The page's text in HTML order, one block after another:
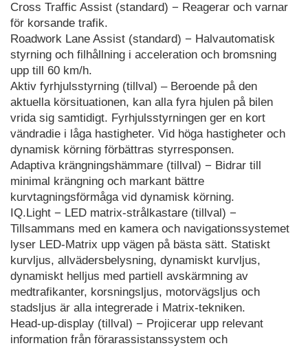
Cross Traffic Assist (standard) − Reagerar och varnar
för korsande trafik.
Roadwork Lane Assist (standard) − Halvautomatisk
styrning och filhållning i acceleration och bromsning
upp till 60 km/h.
Aktiv fyrhjulsstyrning (tillval) – Beroende på den
aktuella körsituationen, kan alla fyra hjulen på bilen
vrida sig samtidigt. Fyrhjulsstyrningen ger en kort
vändradie i låga hastigheter. Vid höga hastigheter och
dynamisk körning förbättras styrresponsen.
Adaptiva krängningshämmare (tillval) − Bidrar till
minimal krängning och markant bättre
kurvtagningsförmåga vid dynamisk körning.
IQ.Light − LED matrix-strålkastare (tillval) −
Tillsammans med en kamera och navigationssystemet
lyser LED-Matrix upp vägen på bästa sätt. Statiskt
kurvljus, allvädersbelysning, dynamiskt kurvljus,
dynamiskt helljus med partiell avskärmning av
medtrafikanter, korsningsljus, motorvägsljus och
stadsljus är alla integrerade i Matrix-tekniken.
Head-up-display (tillval) − Projicerar upp relevant
information från förarassistanssystem och